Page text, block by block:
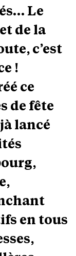
Le
de la
c’est
!
ce
de fête
lancé
en tous